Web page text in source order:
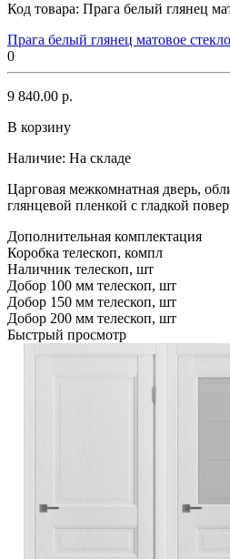
Код товара: Прага белый глянец
Прага белый глянец матовое стекло
0
9 840.00 р.
В корзину
Наличие: На складе
Царговая межкомнатная дверь,
глянцевой пленкой с гладкой
Дополнительная комплектация
Коробка телескоп, компл
Наличник телескоп, шт
Добор 100 мм телескоп, шт
Добор 150 мм телескоп, шт
Добор 200 мм телескоп, шт
Быстрый просмотр